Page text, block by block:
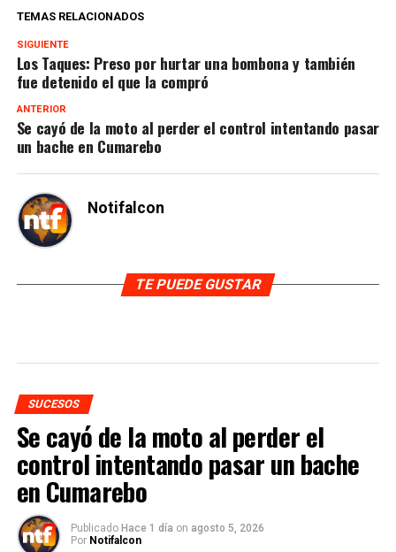
TEMAS RELACIONADOS
SIGUIENTE
Los Taques: Preso por hurtar una bombona y también
fue detenido el que la compró
ANTERIOR
Se cayó de la moto al perder el control intentando pasar
un bache en Cumarebo
Notifalcon
TE PUEDE GUSTAR
SUCESOS
Se cayó de la moto al perder el
control intentando pasar un bache
en Cumarebo
Publicado Hace 1 día on agosto 5, 2026
Por Notifalcon